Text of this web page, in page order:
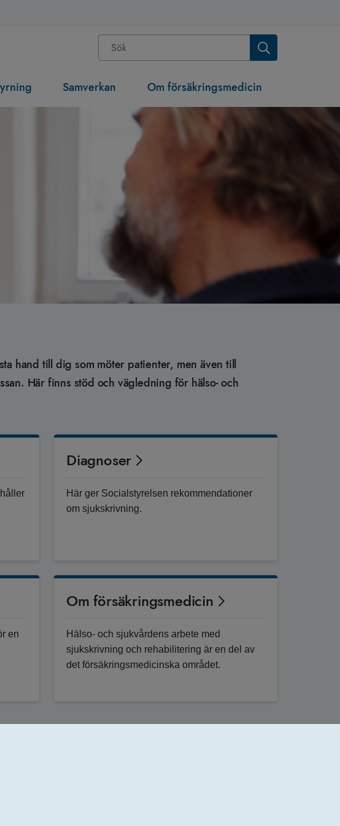
Samverkan Om försäkringsmedicin
hand till dig som möter patienter, men även till
Här finns stöd och vägledning för hälso- och
Diagnoser
Här ger Socialstyrelsen rekommendationer
om sjukskrivning.
en
Om försäkringsmedicin
Hälso- och sjukvårdens arbete med
sjukskrivning och rehabilitering är en del av
det försäkringsmedicinska området.